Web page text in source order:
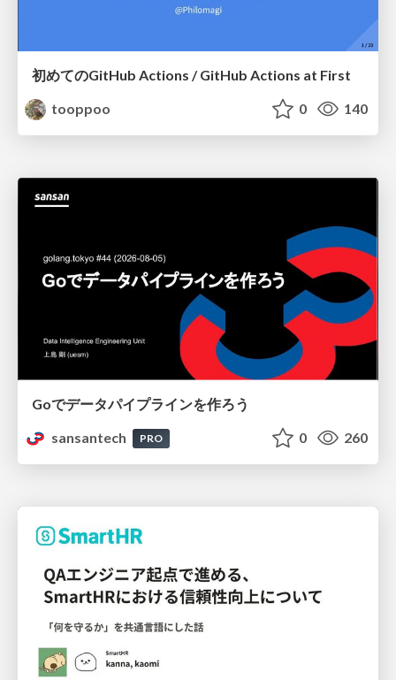
初めてのGitHub Actions / GitHub Actions at First
tooppoo
0 140
Goでデータパイプラインを作ろう
sansantech
PRO 0 260